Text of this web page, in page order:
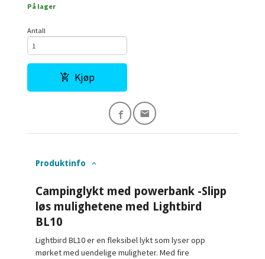
På lager
Antall
Kjøp
Produktinfo
Campinglykt med powerbank -Slipp
løs mulighetene med Lightbird
BL10
Lightbird BL10 er en fleksibel lykt som lyser opp
mørket med uendelige muligheter. Med fire